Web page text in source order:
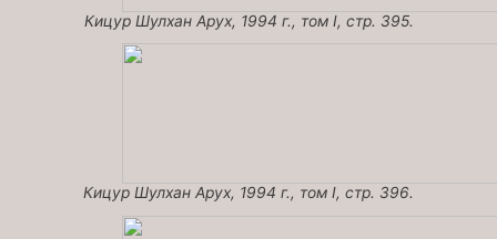
Кицур Шулхан Арух, 1994 г., том I, стр. 395.
Кицур Шулхан Арух, 1994 г., том I, стр. 396.